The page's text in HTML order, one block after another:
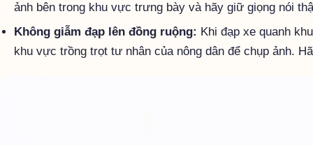
ảnh bên trong khu vực trưng bày và hãy giữ giọng nói
Không giẫm đạp lên đồng ruộng: Khi đạp xe quanh
khu vực trồng trọt tư nhân của nông dân để chụp ảnh.